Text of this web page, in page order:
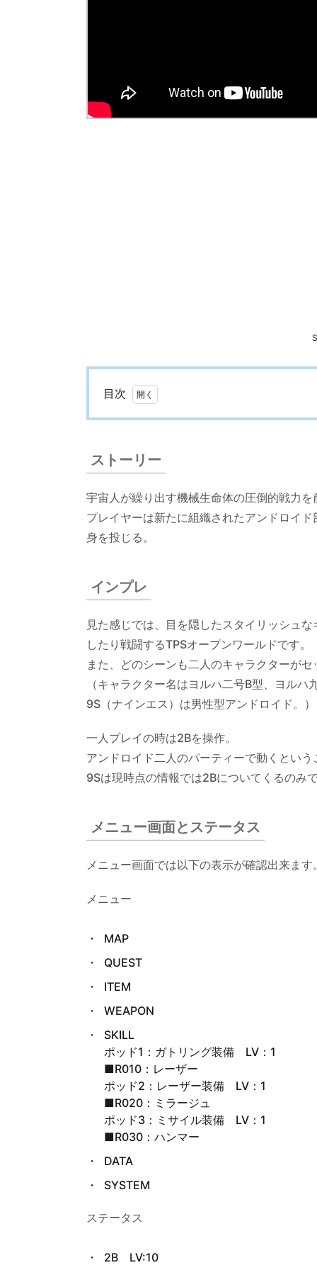
目次
1.
ト
ー
リ
ー
2.
3.
メニ
ュー
画面
とス
テー
タス
4.
5.
6.
武器
死
時
8.
難易
9.
レジ
スタ
ンス
キャ
ンプ
10.
体験
版
ストーリー
宇宙人が繰り出す機械生命体の圧倒的戦力
プレイヤーは新たに組織されたアンドロイ
身を投じる。
インプレ
見た感じでは、目を隠したスタイリッシュ
したり戦闘するTPSオープンワールドです。
また、どのシーンも二人のキャラクターが
（キャラクター名はヨルハ二号B型、ヨル
9S（ナインエス）は男性型アンドロイド。）
一人プレイの時は2Bを操作。
アンドロイド二人のパーティーで動くとい
9Sは現時点の情報では2Bについてくるのみ
メニュー画面とステータス
メニュー画面では以下の表示が確認出来ます
メニュー
MAP
QUEST
ITEM
WEAPON
SKILL
ポッド1：ガトリング装備 LV：1
■R010：レーザー
ポッド2：レーザー装備 LV：1
■R020：ミラージュ
ポッド3：ミサイル装備 LV：1
■R030：ハンマー
DATA
SYSTEM
ステータス
2B LV:10